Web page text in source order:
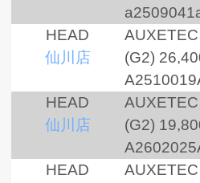
HEAD
仙川店
(G2)
HEAD
仙川店
(G2)
HEAD